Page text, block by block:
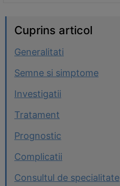
Cuprins articol
Generalitati
Semne si simptome
Investigatii
Tratament
Prognostic
Complicatii
Consultul de specialitate